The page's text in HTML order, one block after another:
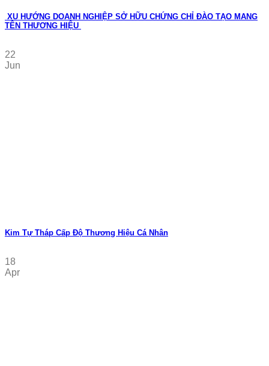
XU HƯỚNG DOANH NGHIỆP SỞ HỮU CHỨNG CHỈ ĐÀO TẠO MANG
TÊN THƯƠNG HIỆU
22
Jun
Kim Tự Tháp Cấp Độ Thương Hiệu Cá Nhân
18
Apr